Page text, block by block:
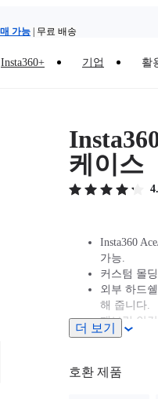
Insta360+ 기업 활
케이스
Insta360
가능.
커스텀 몰
외부 하드
해 줍니다.
패브릭 안
더 보기
호환 제품